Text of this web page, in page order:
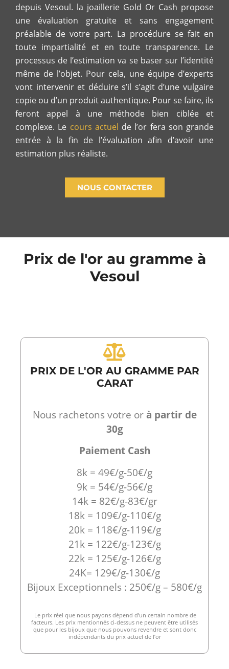
depuis Vesoul. la joaillerie Gold Or Cash propose
une évaluation gratuite et sans engagement
préalable de votre part. La procédure se fait en
toute impartialité et en toute transparence. Le
processus de l’estimation va se baser sur l’identité
même de l’objet. Pour cela, une équipe d’experts
vont intervenir et déduire s’il s’agit d’une vulgaire
copie ou d’un produit authentique. Pour se faire, ils
feront appel à une méthode bien ciblée et
complexe. Le cours actuel de l’or fera son grande
entrée à la fin de l’évaluation afin d’avoir une
estimation plus réaliste.
NOUS CONTACTER
Prix de l'or au gramme à
Vesoul
PRIX DE L'OR AU GRAMME PAR
CARAT
Nous rachetons votre orà partir de
30g
Paiement Cash
8k = 49€/g-50€/g
9k = 54€/g-56€/g
14k = 82€/g-83€/gr
18k = 109€/g-110€/g
20k = 118€/g-119€/g
21k = 122€/g-123€/g
22k = 125€/g-126€/g
24K= 129€/g-130€/g
Bijoux Exceptionnels : 250€/g – 580€/g
Le prix réel que nous payons dépend d’un certain nombre de
facteurs. Les prix mentionnés ci-dessus ne peuvent être utilisés
que pour les bijoux que nous pouvons revendre et sont donc
indépendants du prix actuel de l’or